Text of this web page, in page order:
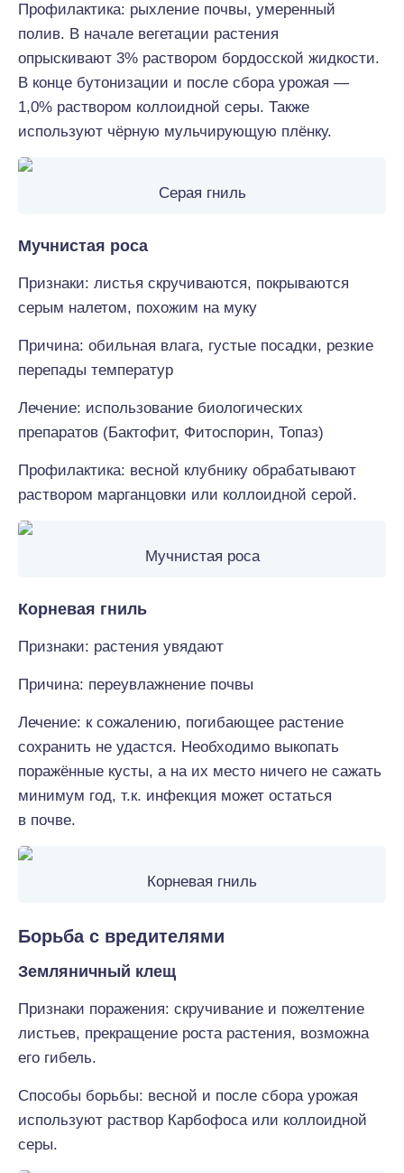
Профилактика: рыхление почвы, умеренный
полив. В начале вегетации растения
опрыскивают 3% раствором бордосской жидкости.
В конце бутонизации и после сбора урожая —
1,0% раствором коллоидной серы. Также
используют чёрную мульчирующую плёнку.
Серая гниль
Мучнистая роса
Признаки: листья скручиваются, покрываются
серым налетом, похожим на муку
Причина: обильная влага, густые посадки, резкие
перепады температур
Лечение: использование биологических
препаратов (Бактофит, Фитоспорин, Топаз)
Профилактика: весной клубнику обрабатывают
раствором марганцовки или коллоидной серой.
Мучнистая роса
Корневая гниль
Признаки: растения увядают
Причина: переувлажнение почвы
Лечение: к сожалению, погибающее растение
сохранить не удастся. Необходимо выкопать
поражённые кусты, а на их место ничего не сажать
минимум год, т.к. инфекция может остаться
в почве.
Корневая гниль
Борьба с вредителями
Земляничный клещ
Признаки поражения: скручивание и пожелтение
листьев, прекращение роста растения, возможна
его гибель.
Способы борьбы: весной и после сбора урожая
используют раствор Карбофоса или коллоидной
серы.